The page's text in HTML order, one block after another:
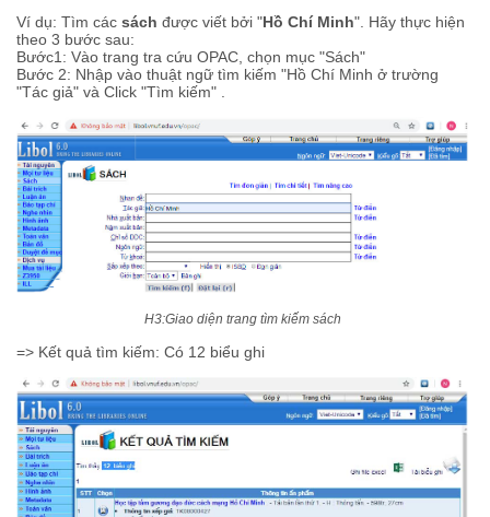
Ví dụ: Tìm các sách được viết bởi "Hồ Chí Minh". Hãy thực hiện
theo 3 bước sau:
Bước1: Vào trang tra cứu OPAC, chọn mục "Sách"
Bước 2: Nhập vào thuật ngữ tìm kiếm "Hồ Chí Minh ở trường
"Tác giả" và Click "Tìm kiếm" .
H3:Giao diện trang tìm kiếm sách
=> Kết quả tìm kiếm: Có 12 biểu ghi